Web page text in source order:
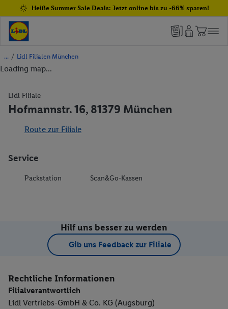
Heiße Summer Sale Deals: Jetzt online bis zu -66% sparen!
/ Lidl Filialen München
Loading map...
Lidl Filiale
Hofmannstr. 16, 81379 München
Route zur Filiale
Service
Packstation Scan&Go-Kassen
Hilf uns besser zu werden
Gib uns Feedback zur Filiale
Rechtliche Informationen
Filialverantwortlich
Lidl Vertriebs-GmbH & Co. KG (Augsburg)